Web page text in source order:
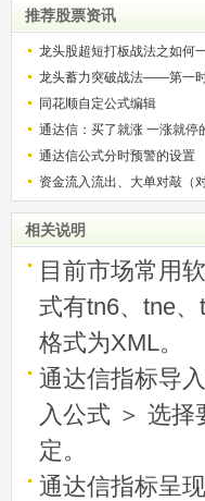
推荐股票资讯
龙头股超短打板战法之如何
解）
龙头蓄力突破战法——第一
的技巧（图解）
同花顺自定公式编辑
通达信：买了就涨 一涨就停
通达信公式分时预警的设置
资金流入流出、大单对敲（
相关说明
目前市场常用
式有tn6、tne
格式为XML。
通达信指标导
入公式 ＞ 选
定。
通达信指标呈